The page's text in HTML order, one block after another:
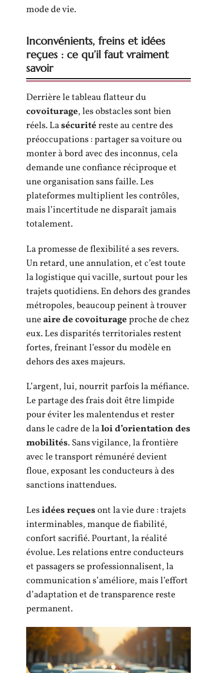
mode de vie.
Inconvénients, freins et idées
reçues : ce qu’il faut vraiment
savoir
Derrière le tableau flatteur du
covoiturage, les obstacles sont bien
réels. Lasécuritéreste au centre des
préoccupations : partager sa voiture ou
monter à bord avec des inconnus, cela
demande une confiance réciproque et
une organisation sans faille. Les
plateformes multiplient les contrôles,
mais l’incertitude ne disparaît jamais
totalement.
La promesse de flexibilité a ses revers.
Un retard, une annulation, et c’est toute
la logistique qui vacille, surtout pour les
trajets quotidiens. En dehors des grandes
métropoles, beaucoup peinent à trouver
uneaire de covoiturageproche de chez
eux. Les disparités territoriales restent
fortes, freinant l’essor du modèle en
dehors des axes majeurs.
L’argent, lui, nourrit parfois la méfiance.
Le partage des frais doit être limpide
pour éviter les malentendus et rester
dans le cadre de laloi d’orientation des
mobilités. Sans vigilance, la frontière
avec le transport rémunéré devient
floue, exposant les conducteurs à des
sanctions inattendues.
Lesidées reçuesont la vie dure : trajets
interminables, manque de fiabilité,
confort sacrifié. Pourtant, la réalité
évolue. Les relations entre conducteurs
et passagers se professionnalisent, la
communication s’améliore, mais l’effort
d’adaptation et de transparence reste
permanent.